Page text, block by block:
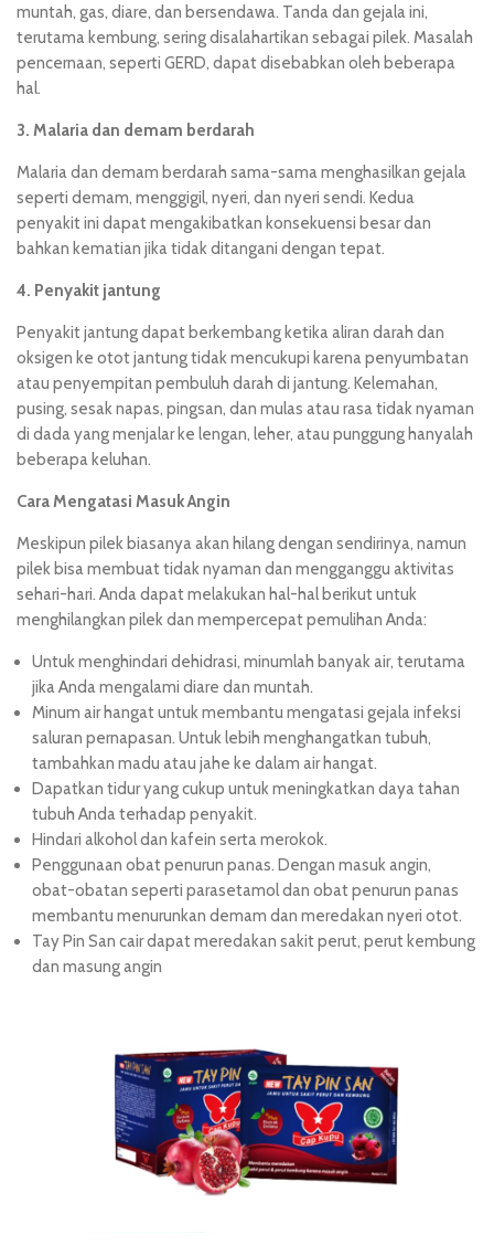
muntah, gas, diare, dan bersendawa. Tanda dan gejala ini,
terutama kembung, sering disalahartikan sebagai pilek. Masalah
pencernaan, seperti GERD, dapat disebabkan oleh beberapa
hal.
3. Malaria dan demam berdarah
Malaria dan demam berdarah sama-sama menghasilkan gejala
seperti demam, menggigil, nyeri, dan nyeri sendi. Kedua
penyakit ini dapat mengakibatkan konsekuensi besar dan
bahkan kematian jika tidak ditangani dengan tepat.
4. Penyakit jantung
Penyakit jantung dapat berkembang ketika aliran darah dan
oksigen ke otot jantung tidak mencukupi karena penyumbatan
atau penyempitan pembuluh darah di jantung. Kelemahan,
pusing, sesak napas, pingsan, dan mulas atau rasa tidak nyaman
di dada yang menjalar ke lengan, leher, atau punggung hanyalah
beberapa keluhan.
Cara Mengatasi Masuk Angin
Meskipun pilek biasanya akan hilang dengan sendirinya, namun
pilek bisa membuat tidak nyaman dan mengganggu aktivitas
sehari-hari. Anda dapat melakukan hal-hal berikut untuk
menghilangkan pilek dan mempercepat pemulihan Anda:
Untuk menghindari dehidrasi, minumlah banyak air, terutama
jika Anda mengalami diare dan muntah.
Minum air hangat untuk membantu mengatasi gejala infeksi
saluran pernapasan. Untuk lebih menghangatkan tubuh,
tambahkan madu atau jahe ke dalam air hangat.
Dapatkan tidur yang cukup untuk meningkatkan daya tahan
tubuh Anda terhadap penyakit.
Hindari alkohol dan kafein serta merokok.
Penggunaan obat penurun panas. Dengan masuk angin,
obat-obatan seperti parasetamol dan obat penurun panas
membantu menurunkan demam dan meredakan nyeri otot.
Tay Pin San cairdapat meredakan sakit perut, perut kembung
dan masung angin